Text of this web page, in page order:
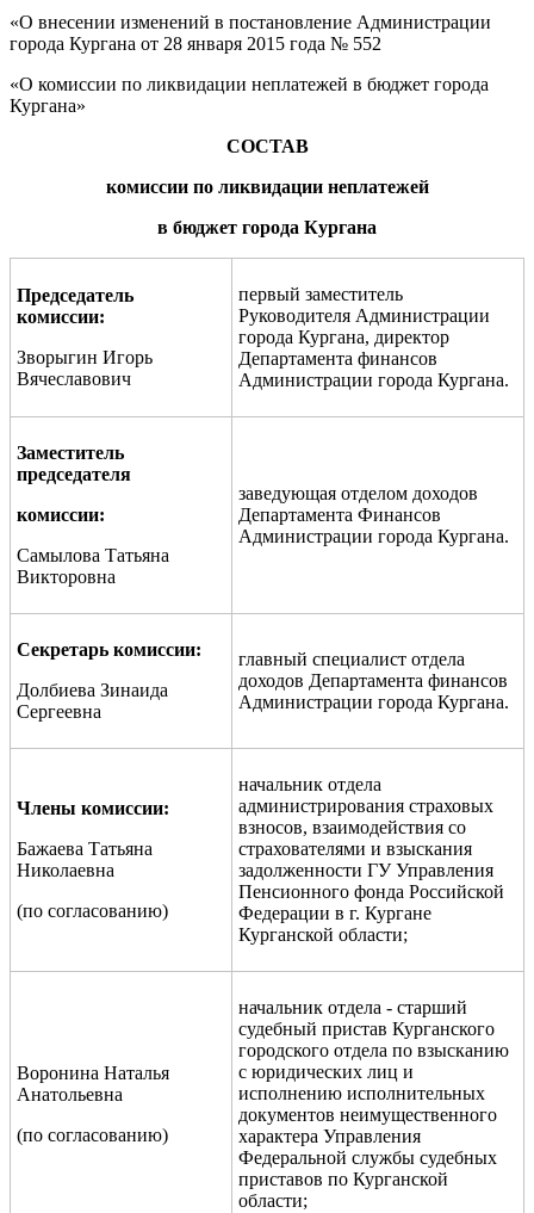
«О внесении изменений в постановление Администрации
города Кургана от 28 января 2015 года № 552
«О комиссии по ликвидации неплатежей в бюджет города
Кургана»
СОСТАВ
комиссии по ликвидации неплатежей
в бюджет города Кургана
Председатель
комиссии:
Зворыгин Игорь
Вячеславович
первый заместитель
Руководителя Администрации
города Кургана, директор
Департамента финансов
Администрации города Кургана.
Заместитель
председателя
комиссии:
Самылова Татьяна
Викторовна
заведующая отделом доходов
Департамента Финансов
Администрации города Кургана.
Секретарь комиссии:
Долбиева Зинаида
Сергеевна
главный специалист отдела
доходов Департамента финансов
Администрации города Кургана.
Члены комиссии:
Бажаева Татьяна
Николаевна
(по согласованию)
начальник отдела
администрирования страховых
взносов, взаимодействия со
страхователями и взыскания
задолженности ГУ Управления
Пенсионного фонда Российской
Федерации в г. Кургане
Курганской области;
Воронина Наталья
Анатольевна
(по согласованию)
начальник отдела - старший
судебный пристав Курганского
городского отдела по взысканию
с юридических лиц и
исполнению исполнительных
документов неимущественного
характера Управления
Федеральной службы судебных
приставов по Курганской
области;